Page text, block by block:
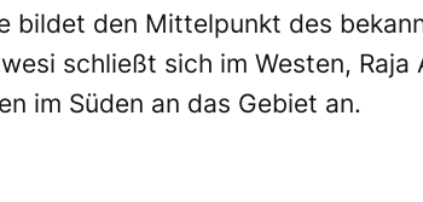
bildet den Mittelpunkt des
schließt sich im Westen, Raja
im Süden an das Gebiet an.